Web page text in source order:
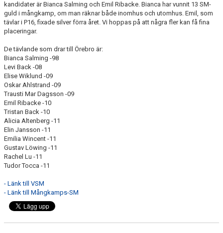
kandidater är Bianca Salming och Emil Ribacke. Bianca har vunnit 13 SM-
guld i mångkamp, om man räknar både inomhus och utomhus. Emil, som
tävlar i P16, fixade silver förra året. Vi hoppas på att några fler kan få fina
placeringar.
De tävlande som drar till Örebro är:
Bianca Salming -98
Levi Back -08
Elise Wiklund -09
Oskar Ahlstrand -09
Trausti Mar Dagsson -09
Emil Ribacke -10
Tristan Back -10
Alicia Altenberg -11
Elin Jansson -11
Emilia Wincent -11
Gustav Löwing -11
Rachel Lu -11
Tudor Tocca -11
- Länk till VSM
- Länk till Mångkamps-SM